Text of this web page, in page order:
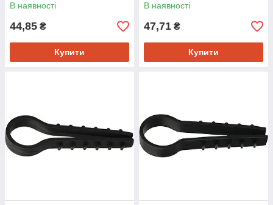
В наявності
44,85 ₴
Купити
В наявності
47,71 ₴
Купити